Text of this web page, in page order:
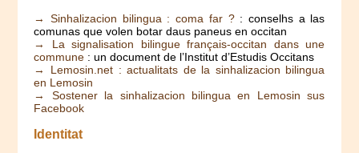
→ Sinhalizacion bilingua : coma far ?: conselhs a las
comunas que volen botar daus paneus en occitan
→ La signalisation bilingue français-occitan dans une
commune : un document de l’Institut d’Estudis Occitans
→ Lemosin.net : actualitats de la sinhalizacion bilingua
en Lemosin
→ Sostener la sinhalizacion bilingua en Lemosin sus
Facebook
Identitat